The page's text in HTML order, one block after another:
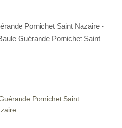
Pornichet Saint Nazaire -
Guérande Pornichet Saint